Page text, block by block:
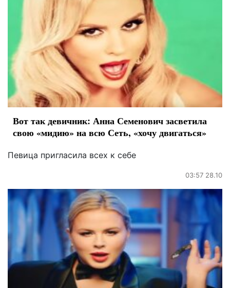
Вот так девичник: Анна Семенович засветила
свою «мидию» на всю Сеть, «хочу двигаться»
Певица пригласила всех к себе
03:57 28.10